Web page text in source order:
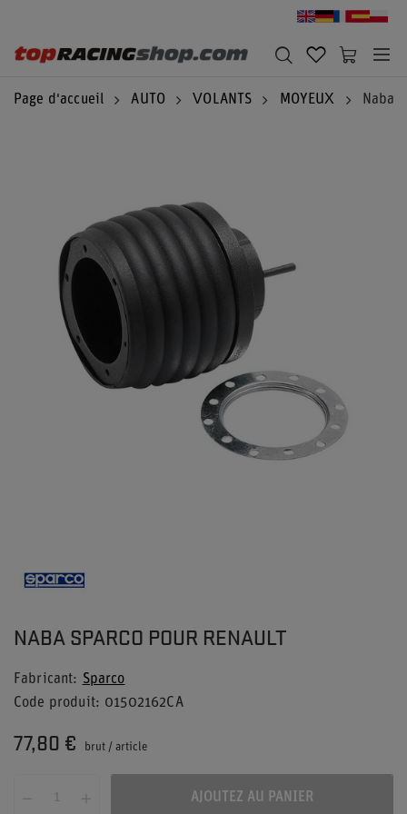
Page d'accueil AUTO VOLANTS MOYEUX Naba
NABA SPARCO POUR RENAULT
Fabricant
Sparco
Code produit
01502162CA
77,80 € brut / article
AJOUTEZ AU PANIER